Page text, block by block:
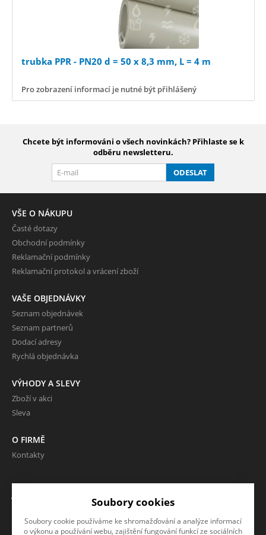
trubka PPR - PN20 d = 50 x 8,3 mm, L = 4 m
Pro zobrazení informací je nutné být přihlášený
Chcete být informováni o všech novinkách? Přihlaste se k
odběru newsletteru.
ODESLAT
VŠE O NÁKUPU
Časté dotazy
Obchodní podmínky
Reklamační podmínky
Reklamační protokol a vrácení zboží
VAŠE OBJEDNÁVKY
Seznam objednávek
Seznam partnerů
Dodací adresy
Rychlá objednávka
VÝHODY A SLEVY
Zboží v akci
Sleva
O FIRMĚ
Kontakty
CZK (Kč)
Soubory cookies
Soubory cookie používáme ke shromažďování a analýze informací
o výkonu a používání webu, zajištění fungování funkcí ze sociálních